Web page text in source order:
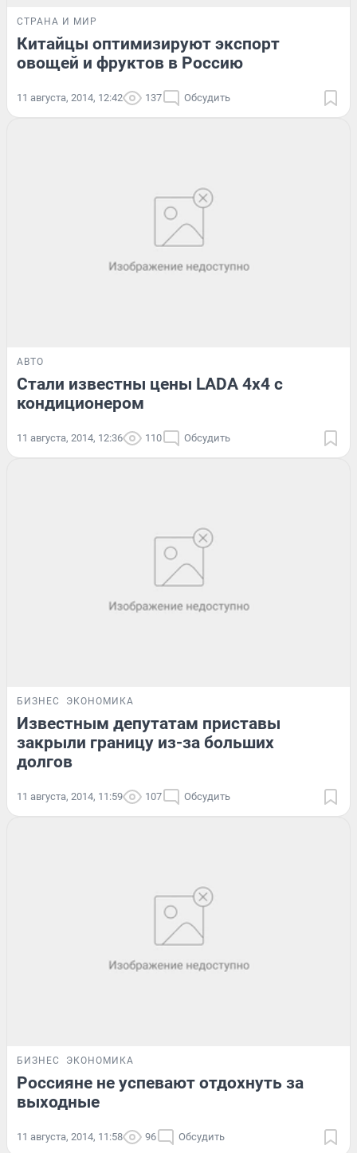
СТРАНА И МИР
Китайцы оптимизируют экспорт
овощей и фруктов в Россию
11 августа, 2014, 12:42 137 Обсудить
АВТО
Стали известны цены LADA 4x4 с
кондиционером
11 августа, 2014, 12:36 110 Обсудить
БИЗНЕС ЭКОНОМИКА
Известным депутатам приставы
закрыли границу из-за больших
долгов
11 августа, 2014, 11:59 107 Обсудить
БИЗНЕС ЭКОНОМИКА
Россияне не успевают отдохнуть за
выходные
11 августа, 2014, 11:58 96 Обсудить